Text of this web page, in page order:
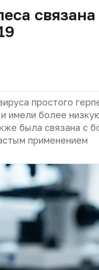
простого
имели более
была связана с
применением